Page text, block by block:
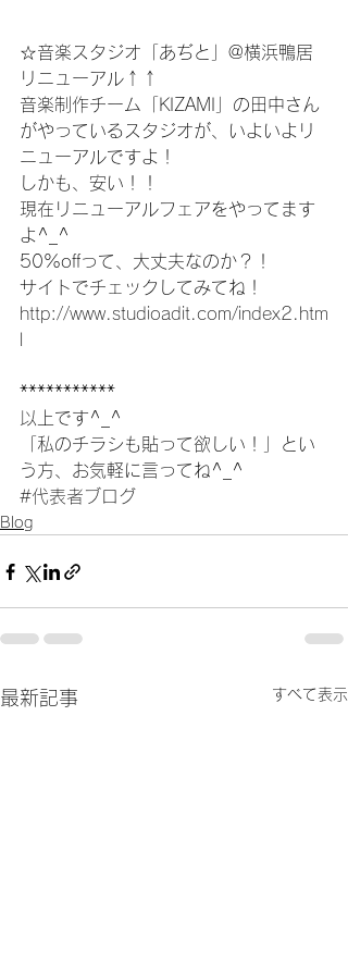
☆音楽スタジオ「あぢと」@横浜鴨居
リニューアル↑↑
音楽制作チーム「KIZAMI」の田中さん
がやっているスタジオが、いよいよリ
ニューアルですよ！
しかも、安い！！
現在リニューアルフェアをやってます
よ^_^
50%offって、大丈夫なのか？！
サイトでチェックしてみてね！
http://www.studioadit.com/index2.htm
***********
以上です^_^
「私のチラシも貼って欲しい！」とい
う方、お気軽に言ってね^_^
#代表者ブログ
Blog
最新記事 すべて表示